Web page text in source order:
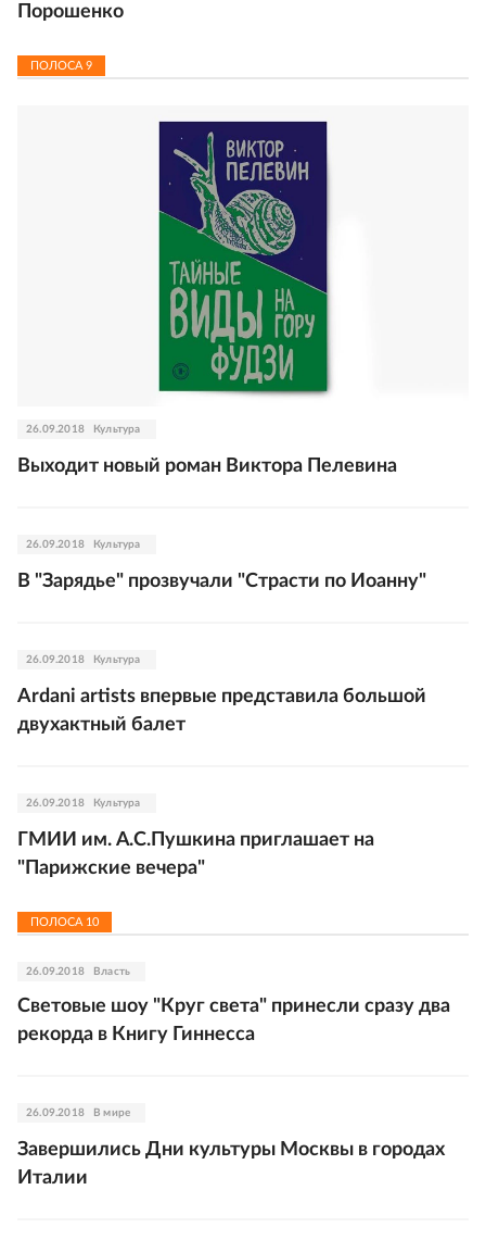
Порошенко
ПОЛОСА 9
26.09.2018 Культура
Выходит новый роман Виктора Пелевина
26.09.2018 Культура
В "Зарядье" прозвучали "Страсти по Иоанну"
26.09.2018 Культура
Ardani artists впервые представила большой
двухактный балет
26.09.2018 Культура
ГМИИ им. А.С.Пушкина приглашает на
"Парижские вечера"
ПОЛОСА 10
26.09.2018 Власть
Световые шоу "Круг света" принесли сразу два
рекорда в Книгу Гиннесса
26.09.2018 В мире
Завершились Дни культуры Москвы в городах
Италии